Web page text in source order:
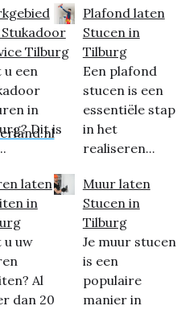
Tilburg
u een
in
Dit is
laten
in
u uw
Al
dan 20
Plafond laten
Stucen in
Tilburg
Een plafond
stucen is een
essentiële stap
in het
realiseren...
Muur laten
Stucen in
Tilburg
Je muur stucen
is een
populaire
manier in